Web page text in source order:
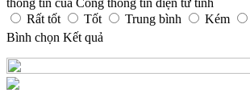
thông tin của Cổng thông tin điện tử tỉnh
Rất tốt
Tốt Trung bình Kém
Bình chọn Kết quả